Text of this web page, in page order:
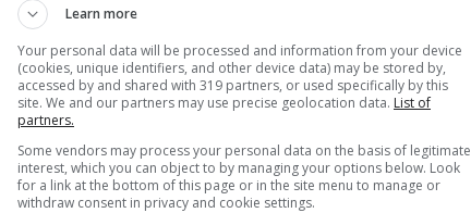
Learn more
Your personal data will be processed and information from your device
(cookies, unique identifiers, and other device data) may be stored by,
accessed by and shared with 319 partners, or used specifically by this
site. We and our partners may use precise geolocation data. List of
partners.
Some vendors may process your personal data on the basis of legitimate
interest, which you can object to by managing your options below. Look
for a link at the bottom of this page or in the site menu to manage or
withdraw consent in privacy and cookie settings.